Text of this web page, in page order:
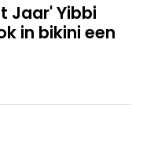
Jaar' Yibbi
in bikini een